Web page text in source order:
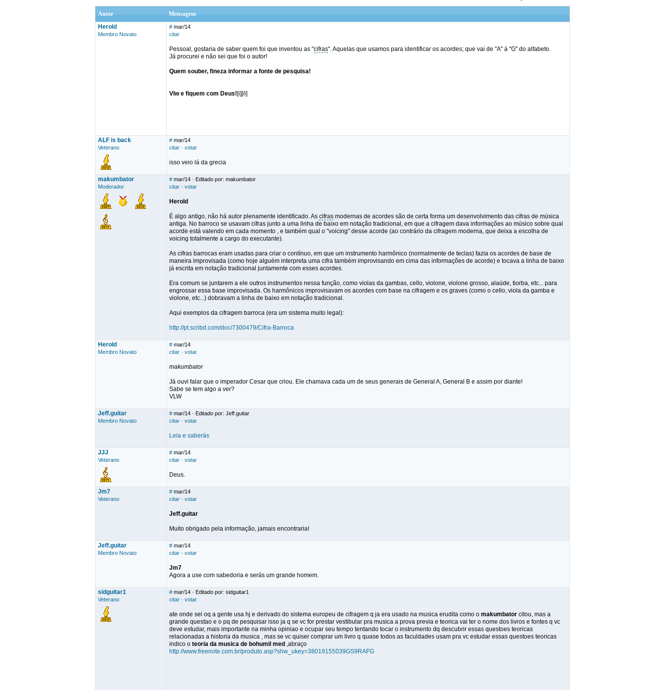
Autor
Mensagem
Herold
Membro Novato
# mar/14
citar
Pessoal, gostaria de saber quem foi que inventou as "cifras". Aquelas que usamos para identificar os acordes; que vai de "A" á "G" do alfabeto.
Já procurei e não sei que foi o autor!
Quem souber, fineza informar a fonte de pesquisa!
Vlw e fiquem com Deus![i][/i]
ALF is back
Veterano
# mar/14
citar · votar
isso veio lá da grecia
makumbator
Moderador
# mar/14 · Editado por: makumbator
citar · votar
Herold
É algo antigo, não há autor plenamente identificado. As cifras modernas de acordes são de certa forma um desenvolvimento das cifras de música
antiga. No barroco se usavam cifras junto a uma linha de baixo em notação tradicional, em que a cifragem dava informações ao músico sobre qual
acorde está valendo em cada momento , e também qual o "voicing" desse acorde (ao contrário da cifragem moderna, que deixa a escolha de
voicing totalmente a cargo do executante).
As cifras barrocas eram usadas para criar o contínuo, em que um instrumento harmônico (normalmente de teclas) fazia os acordes de base de
maneira improvisada (como hoje alguém interpreta uma cifra também improvisando em cima das informações de acorde) e tocava a linha de baixo
já escrita em notação tradicional juntamente com esses acordes.
Era comum se juntarem a ele outros instrumentos nessa função, como violas da gambas, cello, violone, violone grosso, alaúde, tiorba, etc... para
engrossar essa base improvisada. Os harmônicos improvisavam os acordes com base na cifragem e os graves (como o cello, viola da gamba e
violone, etc...) dobravam a linha de baixo em notação tradicional.
Aqui exemplos da cifragem barroca (era um sistema muito legal):
http://pt.scribd.com/doc/7300479/Cifra-Barroca
Herold
Membro Novato
# mar/14
citar · votar
makumbator
Já ouvi falar que o imperador Cesar que criou. Ele chamava cada um de seus generais de General A, General B e assim por diante!
Sabe se tem algo a ver?
VLW
Jeff.guitar
Membro Novato
# mar/14 · Editado por: Jeff.guitar
citar · votar
Leia e saberás
JJJ
Veterano
# mar/14
citar · votar
Deus.
Jm7
Veterano
# mar/14
citar · votar
Jeff.guitar
Muito obrigado pela informação, jamais encontraria!
Jeff.guitar
Membro Novato
# mar/14
citar · votar
Jm7
Agora a use com sabedoria e serás um grande homem.
sidguitar1
Veterano
# mar/14 · Editado por: sidguitar1
citar · votar
ate onde sei oq a gente usa hj e derivado do sistema europeu de cifragem q ja era usado na musica erudita como o makumbator citou, mas a
grande questao e o pq de pesquisar isso ja q se vc for prestar vestibular pra musica a prova previa e teorica vai ter o nome dos livros e fontes q vc
deve estudar, mais importante na minha opiniao e ocupar seu tempo tentando tocar o instrumento dq descubrir essas questoes teoricas
relacionadas a historia da musica , mas se vc quiser comprar um livro q quase todos as faculdades usam pra vc estudar essas questoes teoricas
indico o teoria da musica de bohumil med ,abraço
http://www.freenote.com.br/produto.asp?shw_ukey=38019155039GS9RAFG